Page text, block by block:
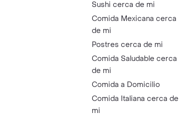
Sushi cerca de mi
Comida Mexicana cerca
de mi
Postres cerca de mi
Comida Saludable cerca
de mi
Comida a Domicilio
Comida Italiana cerca de
mi